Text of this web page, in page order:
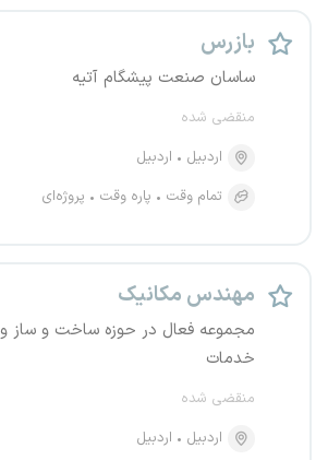
بازرس
ساسان صنعت پیشگام آتیه
منقضی شده
اردبیل
اردبیل
تمام وقت
پاره وقت پروژه‌ای
مهندس مکانیک
مجموعه فعال در حوزه ساخت و ساز و
خدمات
منقضی شده
اردبیل
اردبیل